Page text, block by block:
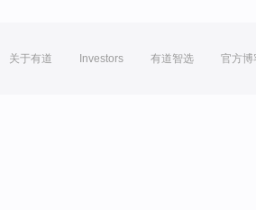
关于有道 Investors 有道智选 官方博